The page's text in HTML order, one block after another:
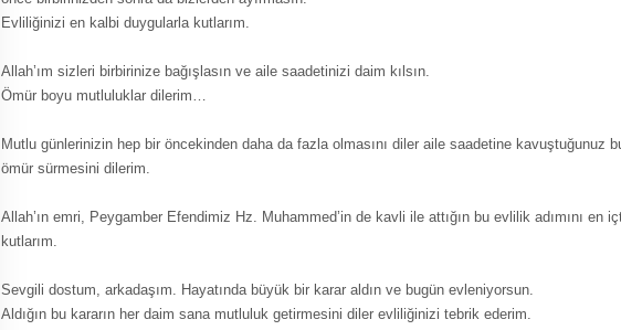
Evliliğinizi en kalbi duygularla kutlarım.
Allah’ım sizleri birbirinize bağışlasın ve aile saadetinizi daim kılsın.
Ömür boyu mutluluklar dilerim…
Mutlu günlerinizin hep bir öncekinden daha da fazla olmasını diler aile saadetine kavuştuğunuz
ömür sürmesini dilerim.
Allah’ın emri, Peygamber Efendimiz Hz. Muhammed’in de kavli ile attığın bu evlilik adımını en
kutlarım.
Sevgili dostum, arkadaşım. Hayatında büyük bir karar aldın ve bugün evleniyorsun.
Aldığın bu kararın her daim sana mutluluk getirmesini diler evliliğinizi tebrik ederim.